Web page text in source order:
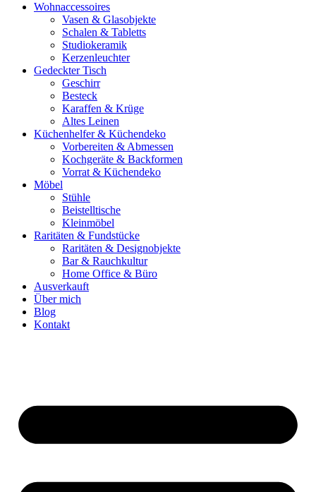
Wohnaccessoires
Vasen & Glasobjekte
Schalen & Tabletts
Studiokeramik
Kerzenleuchter
Gedeckter Tisch
Geschirr
Besteck
Karaffen & Krüge
Altes Leinen
Küchenhelfer & Küchendeko
Vorbereiten & Abmessen
Kochgeräte & Backformen
Vorrat & Küchendeko
Möbel
Stühle
Beistelltische
Kleinmöbel
Raritäten & Fundstücke
Raritäten & Designobjekte
Bar & Rauchkultur
Home Office & Büro
Ausverkauft
Über mich
Blog
Kontakt